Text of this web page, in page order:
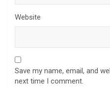
Website
Save my name, email, and
next time I comment.